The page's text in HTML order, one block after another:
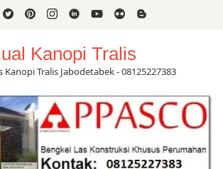
Kanopi Tralis
Kanopi Tralis Jabodetabek - 08125227383